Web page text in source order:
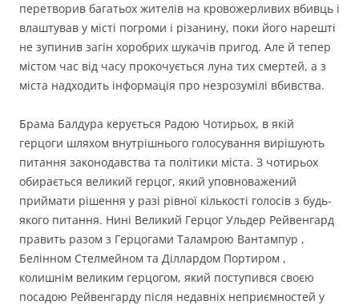
перетворив багатьох жителів на кровожерливих вбивць і
влаштував у місті погроми і різанину, поки його нарешті
не зупинив загін хоробрих шукачів пригод. Але й тепер
містом час від часу прокочується луна тих смертей, а з
міста надходить інформація про незрозумілі вбивства.
Брама Балдура керується Радою Чотирьох, в якій
герцоги шляхом внутрішнього голосування вирішують
питання законодавства та політики міста. З чотирьох
обирається великий герцог, який уповноважений
приймати рішення у разі рівної кількості голосів з будь-
якого питання. Нині Великий Герцог Ульдер Рейвенгард
править разом з Герцогами Таламрою Вантампур ,
Белінном Стелмейном та Діллардом Портиром ,
колишнім великим герцогом, який поступився своєю
посадою Рейвенгарду після недавніх неприємностей у